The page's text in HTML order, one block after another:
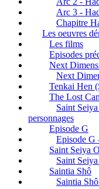
Arc 3 -
Chapitre
Les oeuvres
Les films
Episodes
Next
Next
Tenkai Hen
The Lost
Saint
personnages
Episode G
Episode G
Saint Seiya
Saint
Saintia Shô
Saintia